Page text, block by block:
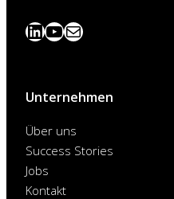
LinkedIn
YouTube
News
Unternehmen
Über uns
Success Stories
Jobs
Kontakt